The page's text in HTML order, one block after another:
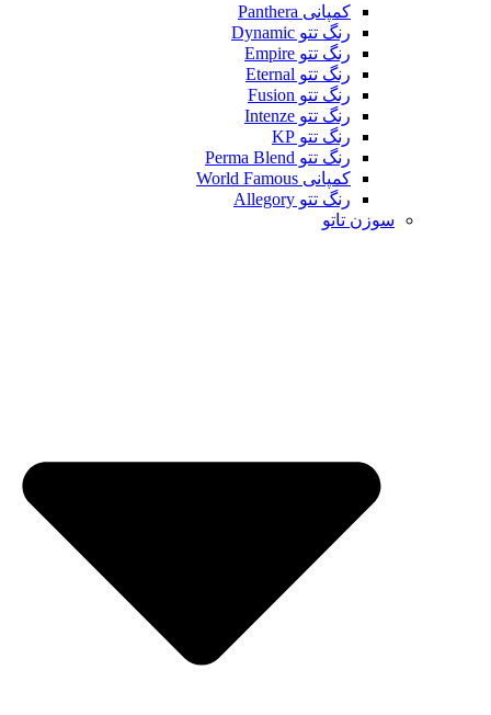
کمپانی Panthera
رنگ تتو Dynamic
رنگ تتو Empire
رنگ تتو Eternal
رنگ تتو Fusion
رنگ تتو Intenze
رنگ تتو KP
رنگ تتو Perma Blend
کمپانی World Famous
رنگ تتو Allegory
سوزن تاتو